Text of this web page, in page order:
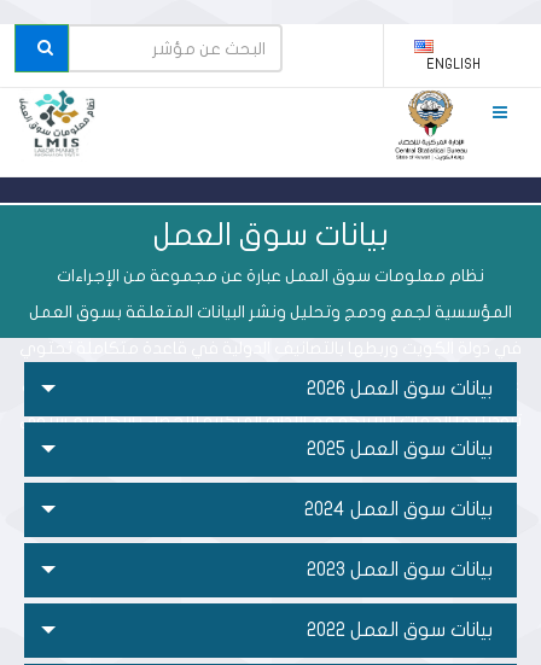
ENGLISH
بيانات سوق العمل
نظام معلومات سوق العمل عبارة عن مجموعة من الإجراءات
المؤسسية لجمع ودمج وتحليل ونشر البيانات المتعلقة بسوق العمل
على بيانات سجليه الكترونية تدمج البيانات المتصلة بسوق العمل والتي
تزودنا بها الجهات الشريكة مع الإدارة المركزية للإحصاء بشكل ربع سنوي
لإعداد التقارير.
بيانات سوق العمل 2026
بيانات سوق العمل 2025
بيانات سوق العمل 2024
بيانات سوق العمل 2023
بيانات سوق العمل 2022